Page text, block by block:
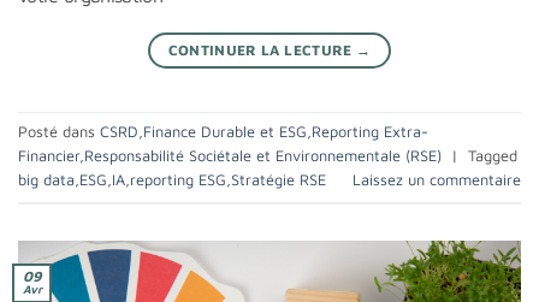
CONTINUER LA LECTURE →
Posté dans CSRD Finance Durable et ESG Reporting Extra-
Financier, Responsabilité Sociétale et Environnementale (RSE) |
Tagged
big data ESG IA reporting ESG Stratégie RSE Laissez un commentaire
09
Avr